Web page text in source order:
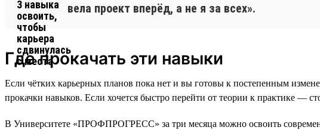
вела проект вперёд, а не я за всех».
Где прокачать эти навыки
Если чётких карьерных планов пока нет и вы готовы к постепенным
прокачки навыков. Если хочется быстро перейти от теории к практике —
В Университете «ПРОФПРОГРЕСС» за три месяца можно освоить